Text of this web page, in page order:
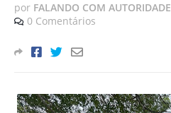
por FALANDO COM AUTORIDADE
0 Comentários